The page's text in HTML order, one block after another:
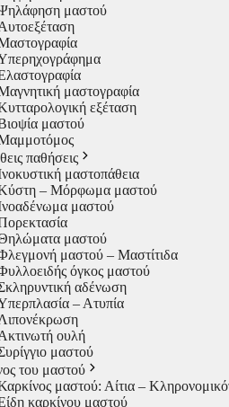
μαστού
μαστογραφία
εξέταση
μαστού
παθήσεις
μαστοπάθεια
– Μόρφωμα μαστού
μαστού
μαστού
μαστού – Μαστίτιδα
όγκος μαστού
αδένωση
– Ατυπία
ουλή
μαστού
του μαστού
μαστού: Αίτια –
καρκίνου μαστού